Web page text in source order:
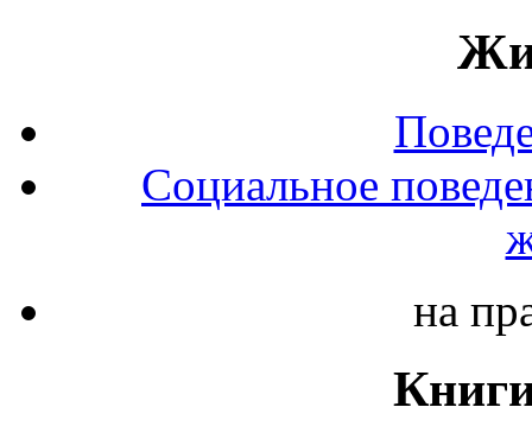
Социальное
на